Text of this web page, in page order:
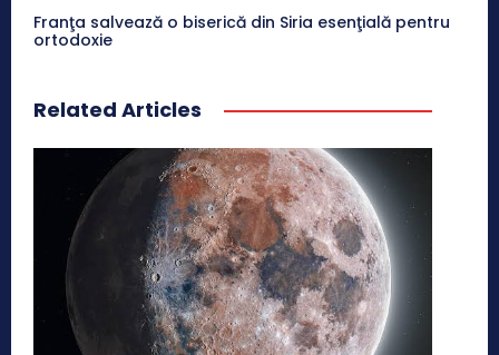
Franţa salvează o biserică din Siria esenţială pentru
ortodoxie
Related Articles